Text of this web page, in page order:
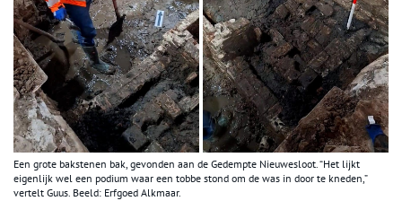
Een grote bakstenen bak, gevonden aan de Gedempte Nieuwesloot. “Het lijkt
eigenlijk wel een podium waar een tobbe stond om de was in door te kneden,”
vertelt Guus. Beeld: Erfgoed Alkmaar.